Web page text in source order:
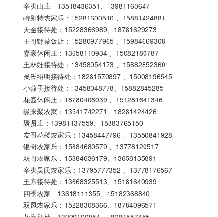
辛夷山庄：13518436351、13981160647
特别特农家乐：15281600510 、15881424881
天金接待处：15228366989、18781629273
王哥野菜饭店：15280977965 、15984669308
嘉豪休闲庄：13658110934 、15082180787
王林娃接待处：13458054173 、15882852360
吴氏绍明接待处：18281570897 、15008196545
小燕子接待处：13458048778、15882845285
花园休闲庄：18780406039 、151281641346
缘来聚农家：13541742271、18281424426
聚贤庄：13981137559、15883765150
友哥花楼农家乐：13458447796 、13550841928
银哥农家乐：15884680579 、13778120517
双哥农家乐：15884636179、13658135891
辛夷吴氏农家乐：13795777352 、13778176567
王东接待处：13668325513、15181640939
四季农家：13618111355、15182368840
双凤农家乐：15228308366、18784096571